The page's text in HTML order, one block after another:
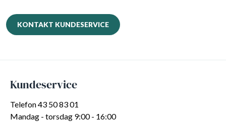
KONTAKT KUNDESERVICE
Kundeservice
Telefon 43 50 83 01
Mandag - torsdag 9:00 - 16:00